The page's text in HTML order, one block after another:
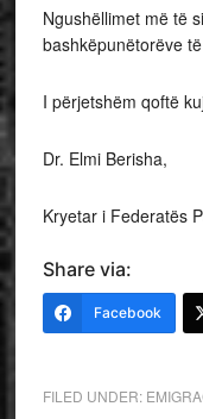
Ngushëllimet më të
bashkëpunëtorëve
I përjetshëm qoftë
Dr. Elmi Berisha,
Kryetar i Federatës
Share via:
Facebook
FILED UNDER: